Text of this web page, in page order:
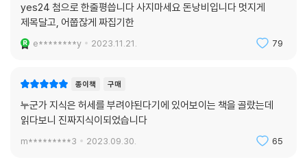
중시해 독서와 예술을 즐겼다. 또한 반려견 아트만과 산책하며 건강을 관
리했다. 쇼펜하우어는 인생을 즐기며 균형적으로 사는 법을 알았다. 행복
과 고통을 알기 시작한 마흔에게, 삶을 현실적으로 보고 싶은 마흔에게, 인
하우어는 마음의 위기를 다스리고 인생을 지혜롭게 즐기며 살아가는 방법
yes24 첨으로 한줄평씁니다 사지마세요 돈낭비입니다 멋지게
제목달고, 어쭙잖게 짜집기한
e********y 2023.11.21. 79
종이책 구매
누군가 지식은 허세를 부려야된다기에 있어보이는 책을 골랐는데
읽다보니 진짜지식이되었습니다
m*********3 2023.09.30. 65